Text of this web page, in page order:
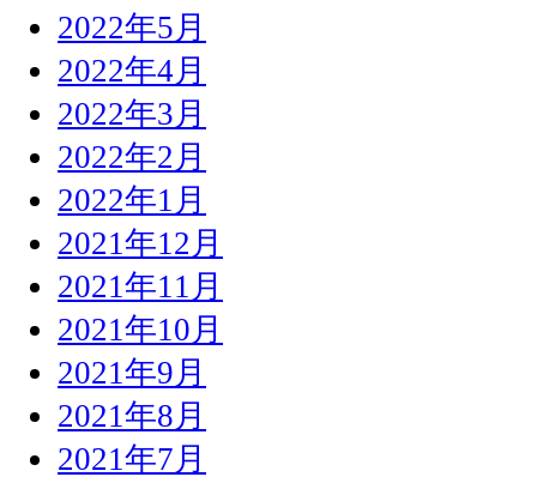
2022年5月
2022年4月
2022年3月
2022年2月
2022年1月
2021年12月
2021年11月
2021年10月
2021年9月
2021年8月
2021年7月